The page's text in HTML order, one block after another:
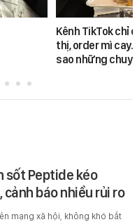
Kênh TikTok chỉ
thị, order mì
sao những
sốt Peptide kéo
báo nhiều rủi ro
mạng xã hội, không khó bắt